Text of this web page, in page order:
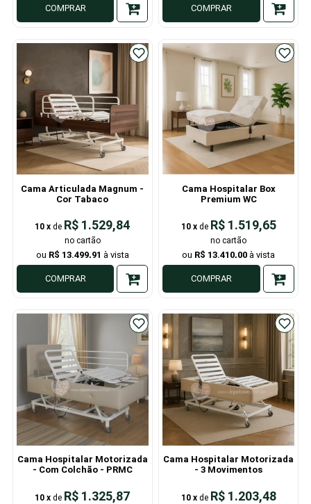
COMPRAR COMPRAR
Cama Articulada Magnum -
Cor Tabaco
10 x de R$ 1.529,84
R$ 13.499,91
COMPRAR
Cama Hospitalar Box
Premium WC
10 x de R$ 1.519,65
R$ 13.410,00
COMPRAR
Cama Hospitalar Motorizada
- Com Colchão - PRMC
10 x de R$ 1.325,87
Cama Hospitalar Motorizada
- 3 Movimentos
10 x de R$ 1.203,48